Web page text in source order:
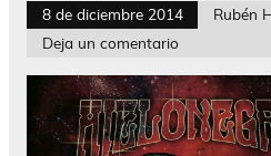
8 de diciembre 2014
Rubén
Deja un comentario